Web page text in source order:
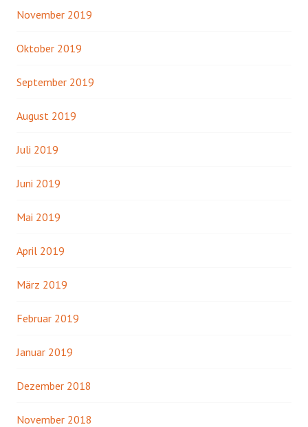
November 2019
Oktober 2019
September 2019
August 2019
Juli 2019
Juni 2019
Mai 2019
April 2019
März 2019
Februar 2019
Januar 2019
Dezember 2018
November 2018